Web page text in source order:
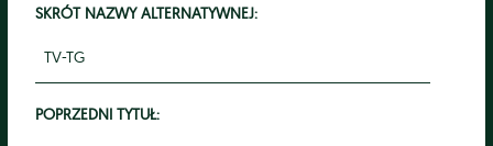
SKRÓT NAZWY ALTERNATYWNEJ:
TV-TG
POPRZEDNI TYTUŁ: